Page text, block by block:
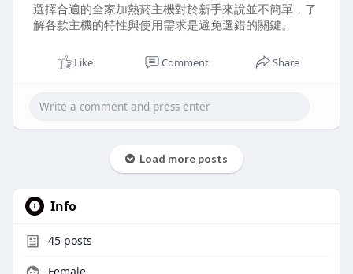
選擇合適的全家加熱菸主機對於新手來說並不簡單，了
解各款主機的特性與使用需求是避免選錯的關鍵。
Like Comment Share
Load more posts
Info
45posts